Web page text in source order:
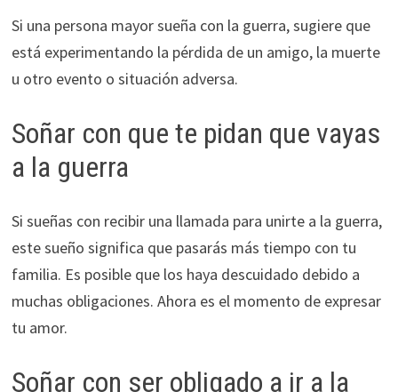
Si una persona mayor sueña con la guerra, sugiere que
está experimentando la pérdida de un amigo, la muerte
u otro evento o situación adversa.
Soñar con que te pidan que vayas
a la guerra
Si sueñas con recibir una llamada para unirte a la guerra,
este sueño significa que pasarás más tiempo con tu
familia. Es posible que los haya descuidado debido a
muchas obligaciones. Ahora es el momento de expresar
tu amor.
Soñar con ser obligado a ir a la